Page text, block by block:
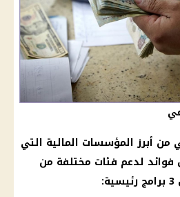
من أبرز المؤسسات المالية التي
لدعم فئات مختلفة من